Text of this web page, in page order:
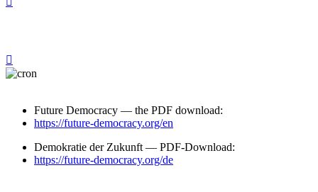
Future Democracy — the PDF download:
https://future-democracy.org/en
Demokratie der Zukunft — PDF-Download:
https://future-democracy.org/de